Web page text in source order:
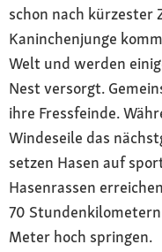
schon nach
Kaninchenjunge
Welt und werden
Nest versorgt.
ihre Fressfeinde.
Windeseile das
setzen Hasen auf
Hasenrassen
70
Meter hoch springen.